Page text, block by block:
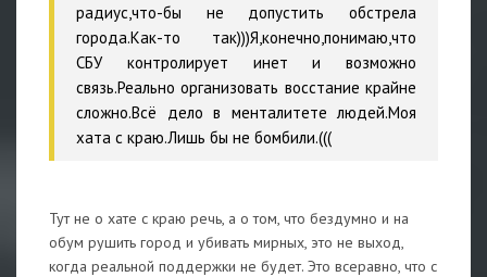
радиус,что-бы не допустить обстрела
города.Как-то так)))Я,конечно,понимаю,что
СБУ контролирует инет и возможно
связь.Реально организовать восстание крайне
сложно.Всё дело в менталитете людей.Моя
хата с краю.Лишь бы не бомбили.(((
Тут не о хате с краю речь, а о том, что бездумно и на
обум рушить город и убивать мирных, это не выход,
когда реальной поддержки не будет. Это всеравно, что с